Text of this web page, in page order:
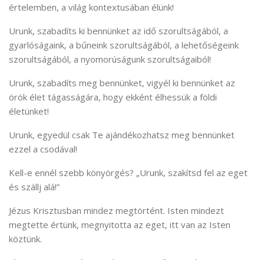
értelemben, a világ kontextusában élünk!
Urunk, szabadíts ki bennünket az idő szorultságából, a
gyarlóságaink, a bűneink szorultságából, a lehetőségeink
szorultságából, a nyomorúságunk szorultságaiból!
Urunk, szabadíts meg bennünket, vigyél ki bennünket az
örök élet tágasságára, hogy ekként élhessük a földi
életünket!
Urunk, egyedül csak Te ajándékozhatsz meg bennünket
ezzel a csodával!
Kell-e ennél szebb könyörgés? „Urunk, szakítsd fel az eget
és szállj alá!”
Jézus Krisztusban mindez megtörtént. Isten mindezt
megtette értünk, megnyitotta az eget, itt van az Isten
köztünk.